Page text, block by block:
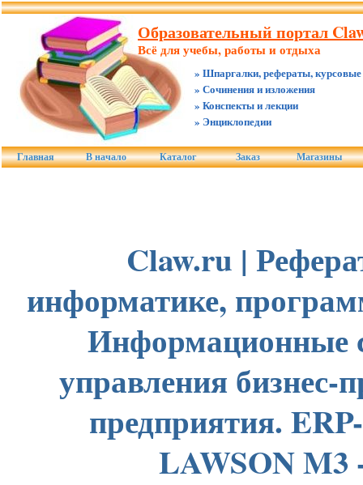
Образовательный портал
Всё для учебы, работы и отдыха
» Шпаргалки, рефераты, курсовые
» Сочинения и изложения
» Конспекты и лекции
» Энциклопедии
Главная В начало Каталог Заказ Магазины
Claw.ru |
информатике,
Информационные
управления бизнес-
предприятия.
LAWSON